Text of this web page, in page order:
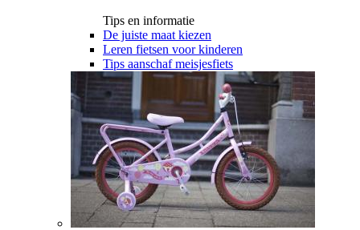
Tips en informatie
De juiste maat kiezen
Leren fietsen voor kinderen
Tips aanschaf meisjesfiets